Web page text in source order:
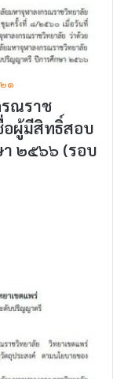
๑
ณราช
อผู้มีสิทธิ์สอบ
า ๒๕๖๖ (รอบ